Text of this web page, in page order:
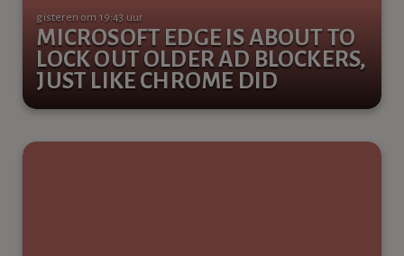
MICROSOFT EDGE IS ABOUT TO
LOCK OUT OLDER AD BLOCKERS,
JUST LIKE CHROME DID
gisteren om 19:43 uur